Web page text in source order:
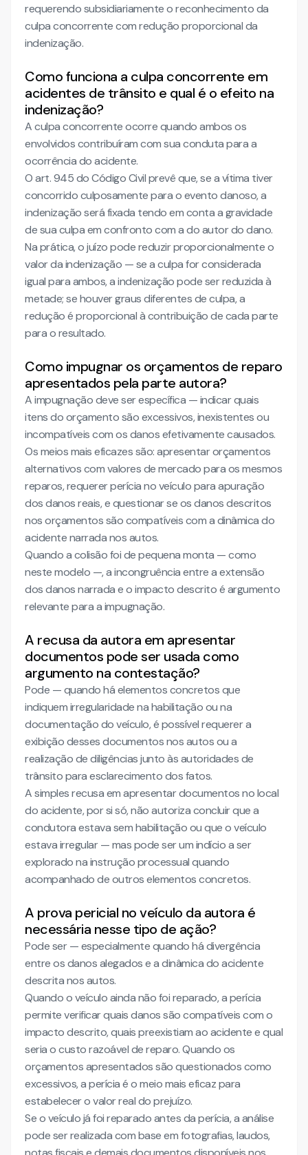
requerendo subsidiariamente o reconhecimento da
culpa concorrente com redução proporcional da
indenização.
Como funciona a culpa concorrente em
acidentes de trânsito e qual é o efeito na
indenização?
A culpa concorrente ocorre quando ambos os
envolvidos contribuíram com sua conduta para a
ocorrência do acidente.
O art. 945 do Código Civil prevê que, se a vítima tiver
concorrido culposamente para o evento danoso, a
indenização será fixada tendo em conta a gravidade
de sua culpa em confronto com a do autor do dano.
Na prática, o juízo pode reduzir proporcionalmente o
valor da indenização — se a culpa for considerada
igual para ambos, a indenização pode ser reduzida à
metade; se houver graus diferentes de culpa, a
redução é proporcional à contribuição de cada parte
para o resultado.
Como impugnar os orçamentos de reparo
apresentados pela parte autora?
A impugnação deve ser específica — indicar quais
itens do orçamento são excessivos, inexistentes ou
incompatíveis com os danos efetivamente causados.
Os meios mais eficazes são: apresentar orçamentos
alternativos com valores de mercado para os mesmos
reparos, requerer perícia no veículo para apuração
dos danos reais, e questionar se os danos descritos
nos orçamentos são compatíveis com a dinâmica do
acidente narrada nos autos.
Quando a colisão foi de pequena monta — como
neste modelo —, a incongruência entre a extensão
dos danos narrada e o impacto descrito é argumento
relevante para a impugnação.
A recusa da autora em apresentar
documentos pode ser usada como
argumento na contestação?
Pode — quando há elementos concretos que
indiquem irregularidade na habilitação ou na
documentação do veículo, é possível requerer a
exibição desses documentos nos autos ou a
realização de diligências junto às autoridades de
trânsito para esclarecimento dos fatos.
A simples recusa em apresentar documentos no local
do acidente, por si só, não autoriza concluir que a
condutora estava sem habilitação ou que o veículo
estava irregular — mas pode ser um indício a ser
explorado na instrução processual quando
acompanhado de outros elementos concretos.
A prova pericial no veículo da autora é
necessária nesse tipo de ação?
Pode ser — especialmente quando há divergência
entre os danos alegados e a dinâmica do acidente
descrita nos autos.
Quando o veículo ainda não foi reparado, a perícia
permite verificar quais danos são compatíveis com o
impacto descrito, quais preexistiam ao acidente e qual
seria o custo razoável de reparo. Quando os
orçamentos apresentados são questionados como
excessivos, a perícia é o meio mais eficaz para
estabelecer o valor real do prejuízo.
Se o veículo já foi reparado antes da perícia, a análise
pode ser realizada com base em fotografias, laudos,